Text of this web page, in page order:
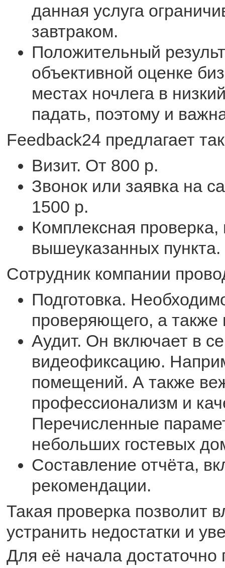
данная услуга
завтраком.
Положительный
объективной оценке
местах ночлега в
падать, поэтому и
Feedback24 предлагает
Визит. От 800 р.
Звонок или заявка на
1500 р.
Комплексная
вышеуказанных
Сотрудник компании
Подготовка.
проверяющего, а также
Аудит. Он включает в
видеофиксацию.
помещений. А также
профессионализм и
Перечисленные
небольших гостевых
Составление отчёта,
рекомендации.
Такая проверка позволит
устранить недостатки и
Для её начала достаточно